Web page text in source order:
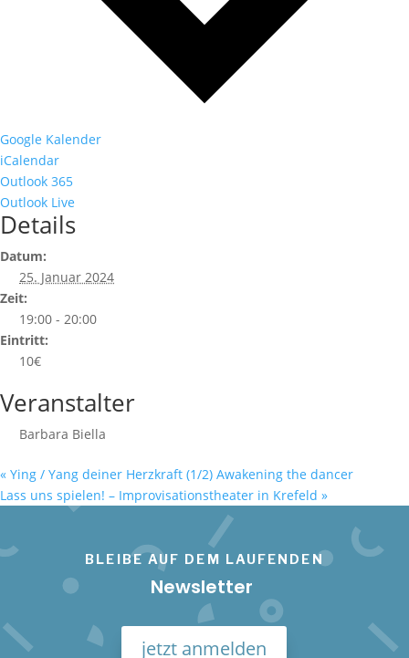
Google Kalender
iCalendar
Outlook 365
Outlook Live
Details
Datum:
25. Januar 2024
Zeit:
19:00 - 20:00
Eintritt:
10€
Veranstalter
Barbara Biella
« Ying / Yang deiner Herzkraft (1/2) Awakening the dancer
Lass uns spielen! – Improvisationstheater in Krefeld »
BLEIBE AUF DEM LAUFENDEN
Newsletter
jetzt anmelden